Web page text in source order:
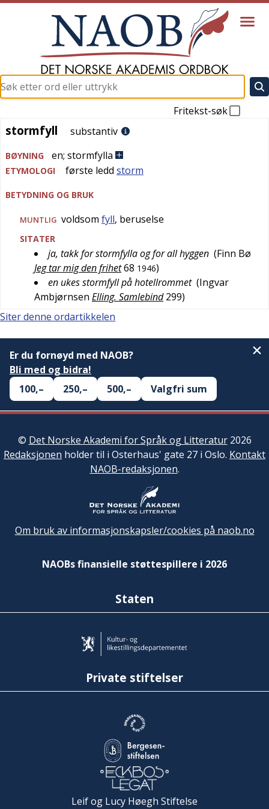
Fritekst-søk
stormfyll
stormfyll substantiv
BØYNING en; stormfylla
ETYMOLOGI første ledd storm
BETYDNING OG BRUK
MUNTLIG voldsom fyll, beruselse
SITATER
ja, takk for stormfylla og for all hyggen (Finn Bø
Jeg tar mig den frihet68 1946)
en ukes stormfyll på hotellrommet (Ingvar
Ambjørnsen Elling. Samlebind 299)
Siter denne ordartikkelen
Er du fornøyd med NAOB?
Bli med og bidra!
100,–
250,– 500,– Valgfri sum
© Det Norske Akademi for Språk og Litteratur2026
Redaksjonen holder til i Osterhaus' gate 27 i Oslo. Kontakt
NAOB-redaksjonen.
Om bruk av informasjonskapsler/cookies på naob.no
NAOBs finansielle støttespillere i 2026
Staten
Private stiftelser
Leif og Lucy Høegh Stiftelse